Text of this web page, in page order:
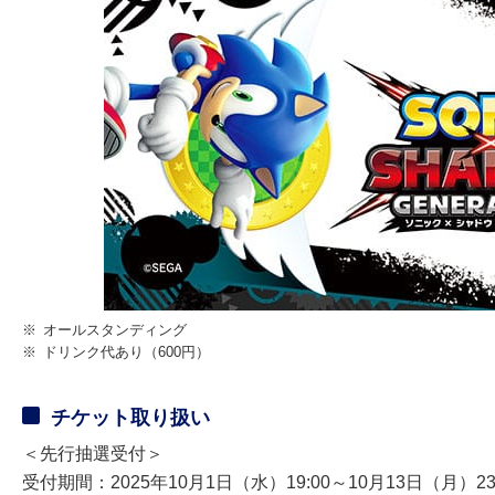
※ オールスタンディング
※
ドリンク代あり（600円）
チケット取り扱い
＜先行抽選受付＞
受付期間：2025年10月1日（水）19:00～10月13日（月）